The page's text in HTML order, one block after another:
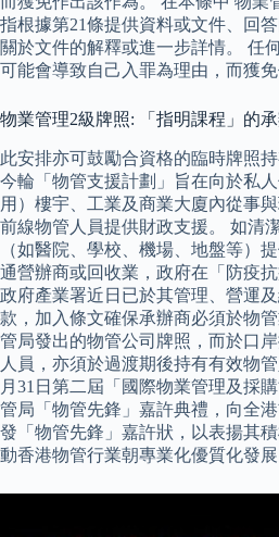
指根據第21條提供資料或文件、回
關於文件的解釋或進一步詳情。 任
可能會導致自己入罪為理由，而獲免
物業管理2級牌照: 「指明課程」的
此安排亦可鼓勵合資格的臨時牌照
今輪「物管支援計劃」旨在向於私
用）樓宇、工業及商業大廈內從事
前線物管人員提供財政支援。 如清
（如醫院、學校、機場、地盤等）
通營辦商或回收業，政府在「防疫
政府產業署近日已於其管理、營運
款，加入條文確保承辦商必須於物
管局發出的物管公司牌照，而於口
人員，亦須於過渡期後持有有效物
月31日第二屆「國際物業管理及採
管局「物管先鋒」嘉許典禮，向全
發「物管先鋒」嘉許狀，以表揚其
動香港物管行業朝專業化優質化發展